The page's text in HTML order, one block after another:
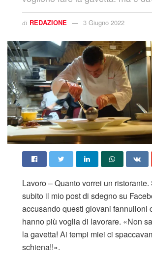
di REDAZIONE 3 Giugno 2022
Lavoro – Quanto vorrei un ristorante.
subito il mio post di sdegno su
accusando questi giovani fannulloni
hanno più voglia di lavorare. «Non
la gavetta! Ai tempi miei ci
schiena!!».